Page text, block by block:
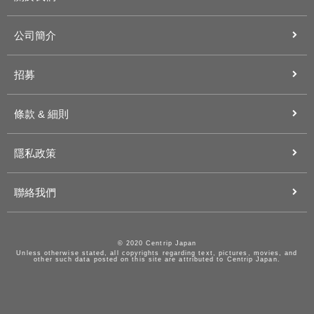
公司簡介
招募
條款 & 細則
隱私政策
聯絡我們
© 2020 Centrip Japan
Unless otherwise stated, all copyrights regarding text, pictures, movies, and
other such data posted on this site are attributed to Centrip Japan.